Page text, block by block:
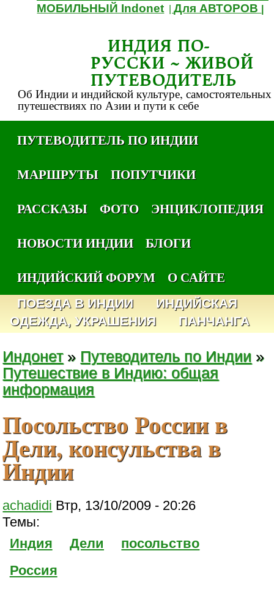
МОБИЛЬНЫЙ Indonet |Для АВТОРОВ
ИНДИЯ ПО-
РУССКИ ~ ЖИВОЙ
ПУТЕВОДИТЕЛЬ
Об Индии и индийской культуре, самостоятельных
путешествиях по Азии и пути к себе
ПУТЕВОДИТЕЛЬ ПО ИНДИИ
МАРШРУТЫ
ПОПУТЧИКИ
РАССКАЗЫ
ФОТО
ЭНЦИКЛОПЕДИЯ
НОВОСТИ ИНДИИ
БЛОГИ
ИНДИЙСКИЙ ФОРУМ
О САЙТЕ
ПОЕЗДА В ИНДИИ
ИНДИЙСКАЯ
ОДЕЖДА, УКРАШЕНИЯ
ПАНЧАНГА
Индонет» Путеводитель по Индии »
Путешествие в Индию: общая
информация
Посольство России в
Дели, консульства в
Индии
achadidi Втр, 13/10/2009 - 20:26
Темы:
Индия
Дели
посольство
Россия